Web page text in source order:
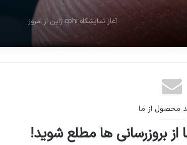
زیاد دارچین نخورید؛ داروهایتان بی اثر
محصول از ما
بروزرسانی ها مطلع شوید!